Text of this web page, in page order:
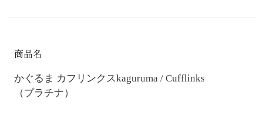
商品名
かぐるま カフリンクスkaguruma / Cufflinks
（プラチナ）